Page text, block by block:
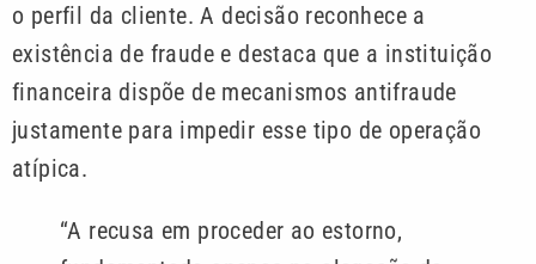
o perfil da cliente. A decisão reconhece a
existência de fraude e destaca que a instituição
financeira dispõe de mecanismos antifraude
justamente para impedir esse tipo de operação
atípica.
“A recusa em proceder ao estorno,